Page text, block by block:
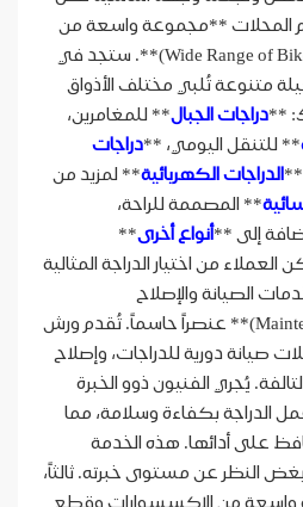
المحلات **مجموعة واسعة من
الدراجات للبيع (Wide Range of Bikes for Sale)**. ستجد في
متنوعة تُلبي مختلف الأذواق
**دراجات الجبال** للمغامرين،
** للتنقل اليومي، **دراجات
**الدراجات الكهربائية** لمزيد من
** المصممة للراحة،
إلى **أنواع أخرى**
من اختيار الدراجة المثالية
الصيانة والإصلاح
(Maintenance & Repair Services)** عنصراً حاسماً. تُقدم ورش
صيانة دورية للدراجات، وإصلاح
يُجري الفنيون ذوو الخبرة
الدراجة بكفاءة وسلامة، مما
على أدائها. هذه الخدمة
النظر عن مستوى خبرته. ثالثاً،
واسعة من الإكسسوارات وقطع